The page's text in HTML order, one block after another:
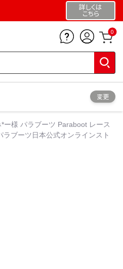
詳しくは
こちら
0
変更
*ー様 パラブーツ Paraboot レース
ブーツ日本公式オンラインスト